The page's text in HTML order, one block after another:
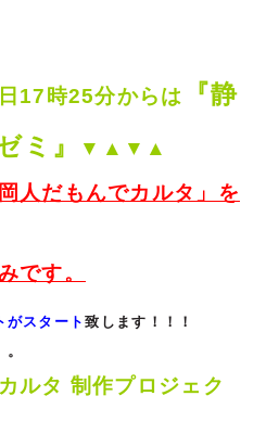
17時25分からは
『静
ミ』
▼▲▼▲
人だもんでカルタ」を
です。
がスタート致します！！！
ルタ 制作プロジェク